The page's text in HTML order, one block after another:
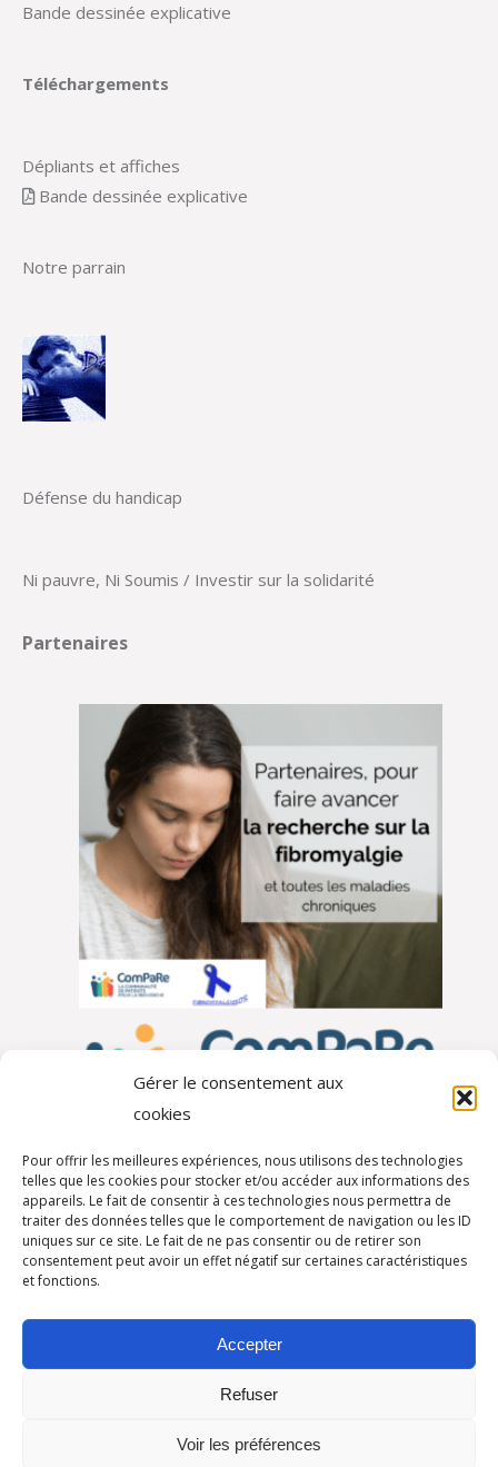
Gérer le consentement aux
cookies
Pour offrir les meilleures expériences, nous utilisons des technologies
telles que les cookies pour stocker et/ou accéder aux informations des
appareils. Le fait de consentir à ces technologies nous permettra de
traiter des données telles que le comportement de navigation ou les ID
uniques sur ce site. Le fait de ne pas consentir ou de retirer son
consentement peut avoir un effet négatif sur certaines caractéristiques
et fonctions.
Accepter
Refuser
Voir les préférences
Bande dessinée explicative
Téléchargements
Dépliants et affiches
Bande dessinée explicative
Notre parrain
Défense du handicap
Ni pauvre, Ni Soumis / Investir sur la solidarité
Partenaires
Autres partenaires